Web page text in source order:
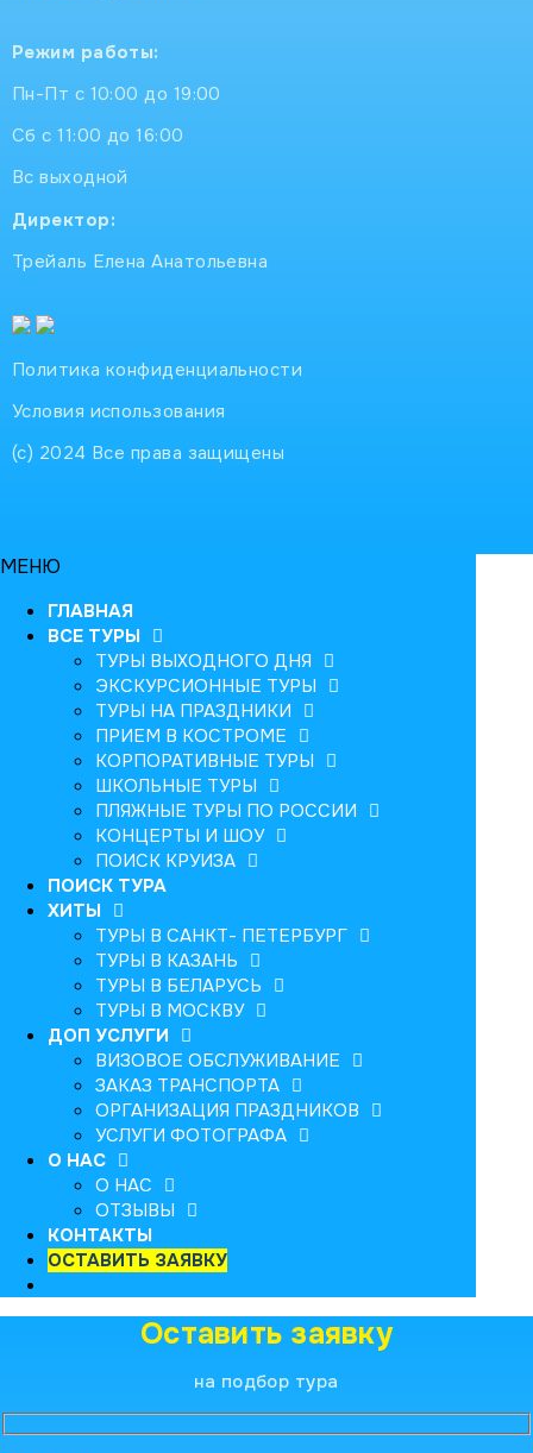
Режим работы:
Пн-Пт с 10:00 до 19:00
Сб с 11:00 до 16:00
Вс выходной
Директор:
Трейаль Елена Анатольевна
Политика конфиденциальности
Условия использования
(с) 2024 Все права защищены
МЕНЮ
ГЛАВНАЯ
ВСЕ ТУРЫ
ТУРЫ ВЫХОДНОГО ДНЯ
ЭКСКУРСИОННЫЕ ТУРЫ
ТУРЫ НА ПРАЗДНИКИ
ПРИЕМ В КОСТРОМЕ
КОРПОРАТИВНЫЕ ТУРЫ
ШКОЛЬНЫЕ ТУРЫ
ПЛЯЖНЫЕ ТУРЫ ПО РОССИИ
КОНЦЕРТЫ И ШОУ
ПОИСК КРУИЗА
ПОИСК ТУРА
ХИТЫ
ТУРЫ В САНКТ- ПЕТЕРБУРГ
ТУРЫ В КАЗАНЬ
ТУРЫ В БЕЛАРУСЬ
ТУРЫ В МОСКВУ
ДОП УСЛУГИ
ВИЗОВОЕ ОБСЛУЖИВАНИЕ
ЗАКАЗ ТРАНСПОРТА
ОРГАНИЗАЦИЯ ПРАЗДНИКОВ
УСЛУГИ ФОТОГРАФА
О НАС
О НАС
ОТЗЫВЫ
КОНТАКТЫ
ОСТАВИТЬ ЗАЯВКУ
Оставить заявку
на подбор тура